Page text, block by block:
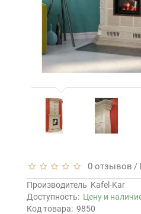
0 отзывов /
Производитель Kafel-Kar
Доступность: Цену и
Код товара: 9850